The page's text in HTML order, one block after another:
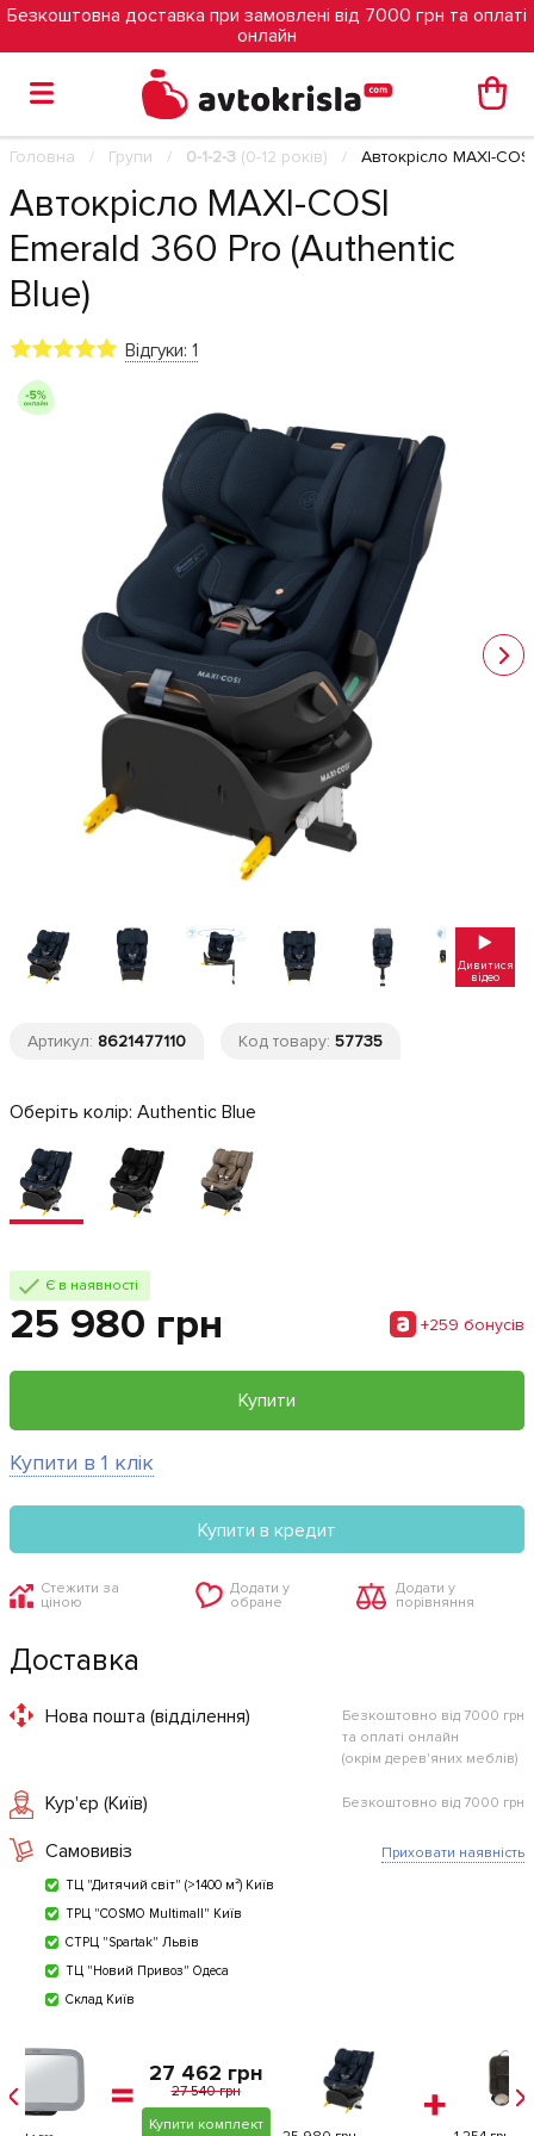
Безкоштовна доставка при замовлені від 7000 грн та оплаті
онлайн
Головна Групи 0-1-2-3 (0-12 років) Автокрісло MAXI-
Автокрісло MAXI-COSI
Emerald 360 Pro (Authentic
Blue)
Відгуки: 1
Дивитися
відео
Артикул: 8621477110 Код товару: 57735
Оберіть колір: Authentic Blue
Є в наявності
25 980 грн +259 бонусiв
Купити
Купити в 1 клік
Купити в кредит
Стежити за
ціною
Додати у
обране
Додати у
порівняння
Доставка
Нова пошта (відділення)
Безкоштовно від 7000 грн
та оплаті онлайн
(окрім дерев'яних меблів)
Кур'єр (Київ) Безкоштовно від 7000 грн
Самовивіз
ТЦ "Дитячий світ" (>1400 м²) Київ
ТРЦ "COSMO Multimall" Київ
СТРЦ "Spartak" Львів
ТЦ "Новий Привоз" Одеса
Склад Київ
Приховати наявність
27 300 грн